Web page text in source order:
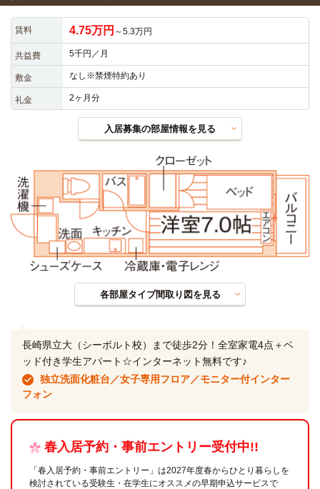
賃料 4.75万円 ～5.3万円
共益費 5千円／月
敷金 なし※禁煙特約あり
礼金 2ヶ月分
入居募集の部屋情報を見る
各部屋タイプ間取り図を見る
長崎県立大（シーボルト校）まで徒歩2分！全室家電4点＋ベ
ッド付き学生アパート☆インターネット無料です♪
独立洗面化粧台／女子専用フロア／モニター付インター
フォン
春入居予約・事前エントリー受付中!!
「春入居予約・事前エントリー」は2027年度春からひとり暮らしを
検討されている受験生・在学生にオススメの早期申込サービスで